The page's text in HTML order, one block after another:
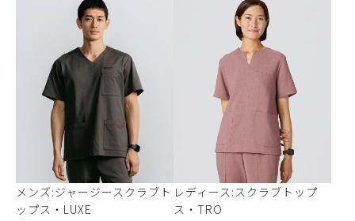
メンズ:ジャージースクラブト
ップス・LUXE
レディース:スクラブトップ
ス・TRO